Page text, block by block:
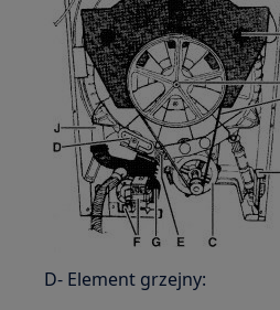
D- Element grzejny: